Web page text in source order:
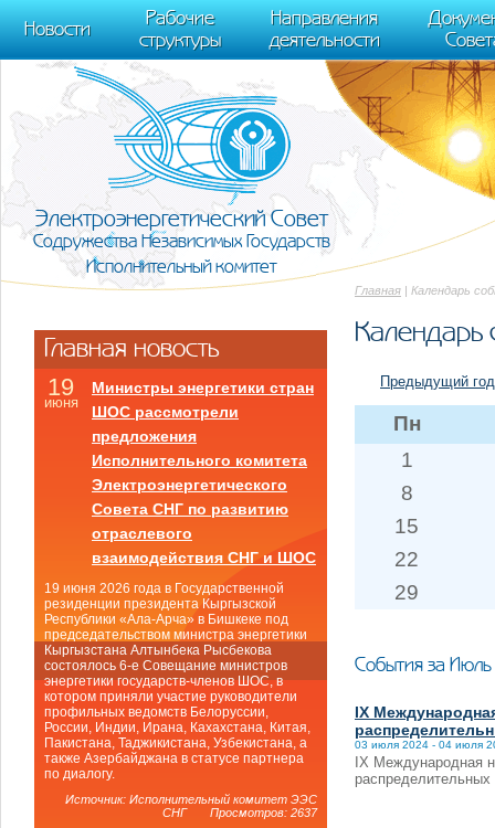
m[i].l=1*new Date(); for (var j = 0; j < document.scripts.length; j++) {if
[0],k.async=1,k.src=r,a.parentNode.insertBefore(k,a)}) (window,
trackLinks:true, accurateTrackBounce:true });
Новости
Рабочие
структуры
Направления
деятельности
Электроэнергетический Совет
Содружества Независимых Государств
Исполнительный комитет
Главная | Календарь
Календарь
Предыдущий год
Пн
1
8
15
22
29
События за
IX
03 июля 2024 - 04 июля
IX Международная
распределительных
Главная новость
19
июня
Министры энергетики стран
ШОС рассмотрели
предложения
Исполнительного комитета
Электроэнергетического
Совета СНГ по развитию
отраслевого
взаимодействия СНГ и ШОС
19 июня 2026 года в Государственной
резиденции президента Кыргызской
Республики «Ала-Арча» в Бишкеке под
председательством министра энергетики
Кыргызстана Алтынбека Рысбекова
состоялось 6-е Совещание министров
энергетики государств-членов ШОС, в
котором приняли участие руководители
профильных ведомств Белоруссии,
России, Индии, Ирана, Кахахстана, Китая,
Пакистана, Таджикистана, Узбекистана, а
также Азербайджана в статусе партнера
по диалогу.
Источник: Исполнительный комитет ЭЭС
СНГ Просмотров: 2637